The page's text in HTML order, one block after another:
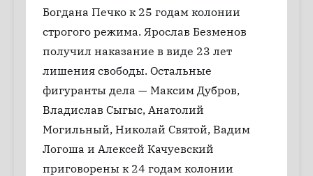
Богдана Печко к 25 годам колонии
строгого режима. Ярослав Безменов
получил наказание в виде 23 лет
лишения свободы. Остальные
фигуранты дела — Максим Дубров,
Владислав Сыгыс, Анатолий
Могильный, Николай Святой, Вадим
Логоша и Алексей Качуевский
приговорены к 24 годам колонии